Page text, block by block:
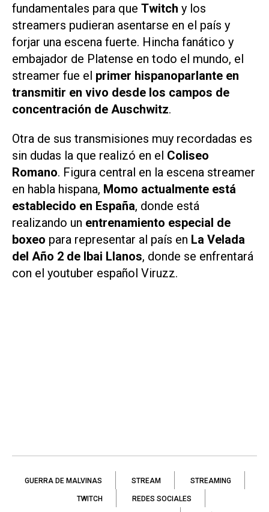
fundamentales para que Twitch y los
streamers pudieran asentarse en el país y
forjar una escena fuerte. Hincha fanático y
embajador de Platense en todo el mundo, el
streamer fue el primer hispanoparlante en
transmitir en vivo desde los campos de
concentración de Auschwitz.
Otra de sus transmisiones muy recordadas es
sin dudas la que realizó en el Coliseo
Romano. Figura central en la escena streamer
en habla hispana, Momo actualmente está
establecido en España, donde está
realizando un entrenamiento especial de
boxeo para representar al país en La Velada
del Año 2 de Ibai Llanos, donde se enfrentará
con el youtuber español Viruzz.
GUERRA DE MALVINAS STREAM STREAMING
TWITCH REDES SOCIALES